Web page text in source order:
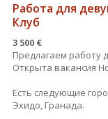
Работа для
Клуб
3 500 €
Предлагаем работу
Открыта вакансия
Есть следующие
Эхидо, Гранада.